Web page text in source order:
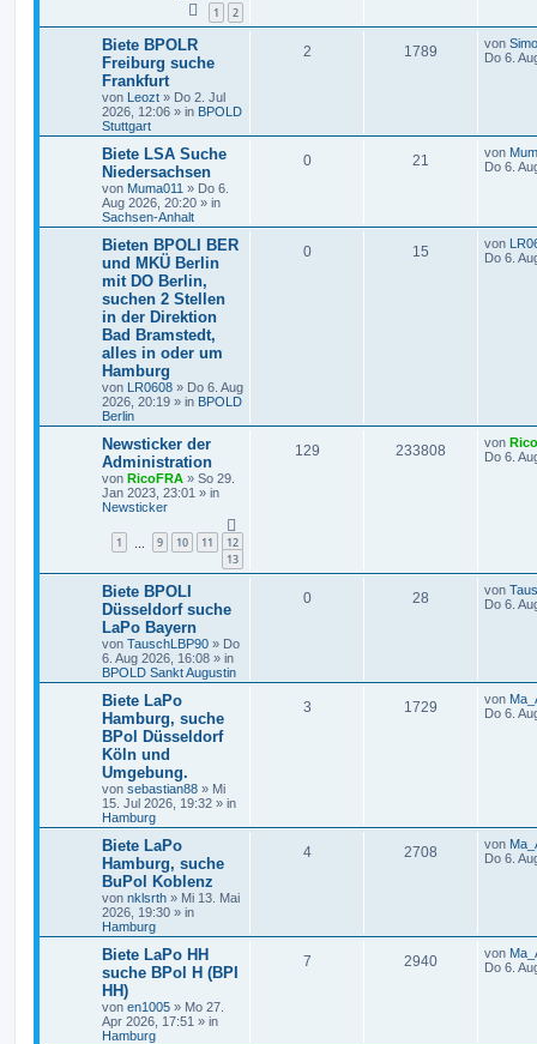
1 2
Biete BPOLR
Freiburg suche
Frankfurt
von Leozt » Do 2. Jul
2026, 12:06 » in BPOLD
Stuttgart
2 1789 von
Do 6.
Biete LSA Suche
Niedersachsen
von Muma011 » Do 6.
Aug 2026, 20:20 » in
Sachsen-Anhalt
0 21 von
Do 6.
Bieten BPOLI BER
und MKÜ Berlin
mit DO Berlin,
suchen 2 Stellen
in der Direktion
Bad Bramstedt,
alles in oder um
Hamburg
von LR0608 » Do 6. Aug
2026, 20:19 » in BPOLD
Berlin
0 15 von
Do 6.
Newsticker der
Administration
von RicoFRA » So 29.
Jan 2023, 23:01 » in
Newsticker
1 9 10 11
12
13
129 233808 von
Do 6.
Biete BPOLI
Düsseldorf suche
LaPo Bayern
von TauschLBP90 » Do
6. Aug 2026, 16:08 » in
BPOLD Sankt Augustin
0 28 von
Do 6.
Biete LaPo
Hamburg, suche
BPol Düsseldorf
Köln und
Umgebung.
von sebastian88 » Mi
15. Jul 2026, 19:32 » in
Hamburg
3 1729 von
Do 6.
Biete LaPo
Hamburg, suche
BuPol Koblenz
von nklsrth » Mi 13. Mai
2026, 19:30 » in
Hamburg
4 2708 von
Do 6.
Biete LaPo HH
suche BPol H (BPI
HH)
von en1005 » Mo 27.
Apr 2026, 17:51 » in
Hamburg
7 2940 von
Do 6.